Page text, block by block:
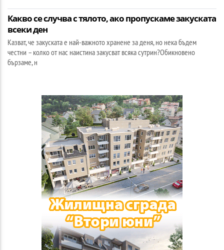
Какво се случва с тялото, ако пропускаме закуската
всеки ден
Казват, че закуската е най-важното хранене за деня, но нека бъдем
честни – колко от нас наистина закусват всяка сутрин?Обикновено
бързаме, н